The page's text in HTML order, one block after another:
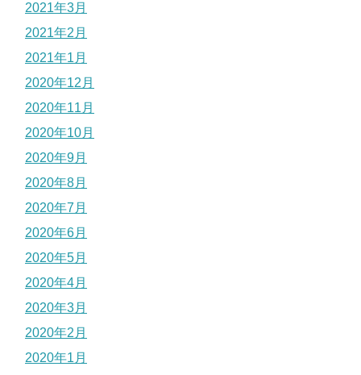
2021年3月
2021年2月
2021年1月
2020年12月
2020年11月
2020年10月
2020年9月
2020年8月
2020年7月
2020年6月
2020年5月
2020年4月
2020年3月
2020年2月
2020年1月